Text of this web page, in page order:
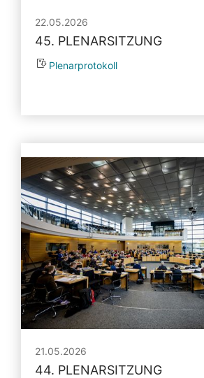
22.05.2026
45. PLENARSITZUNG
Plenarprotokoll
21.05.2026
44. PLENARSITZUNG